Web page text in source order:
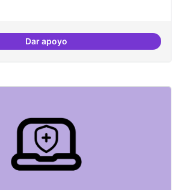
Dar apoyoDigitalització de l'administració